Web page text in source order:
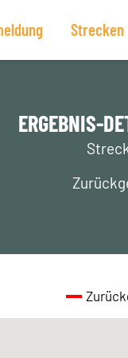
Strecken
ERGEBNIS-